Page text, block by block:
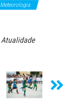
Meteorologia
Atualidade